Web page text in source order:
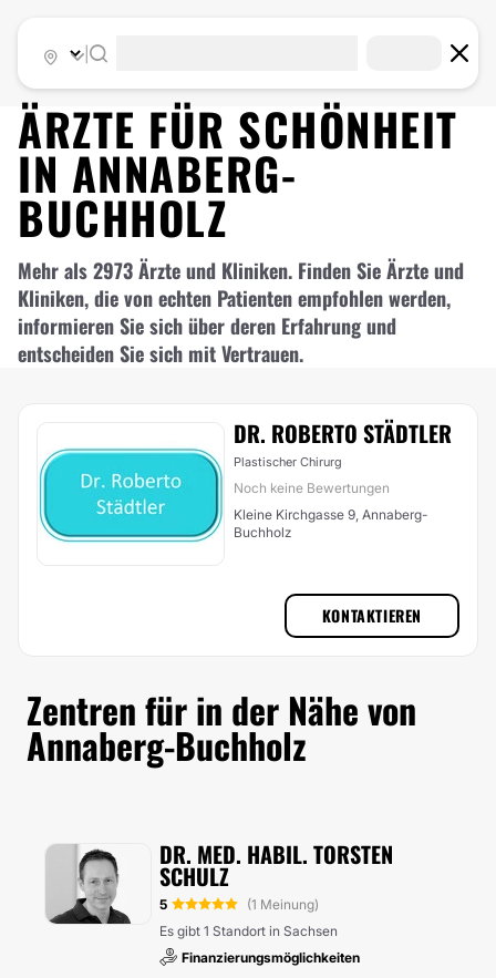
ÄRZTE FÜR SCHÖNHEIT
IN ANNABERG-
BUCHHOLZ
Mehr als 2973 Ärzte und Kliniken. Finden Sie Ärzte und
Kliniken, die von echten Patienten empfohlen werden,
informieren Sie sich über deren Erfahrung und
entscheiden Sie sich mit Vertrauen.
DR. ROBERTO STÄDTLER
Plastischer Chirurg
Noch keine Bewertungen
Kleine Kirchgasse 9, Annaberg-
Buchholz
KONTAKTIEREN
Zentren für in der Nähe von
Annaberg-Buchholz
DR. MED. HABIL. TORSTEN
SCHULZ
5
(1 Meinung)
Es gibt 1 Standort in Sachsen
Finanzierungsmöglichkeiten